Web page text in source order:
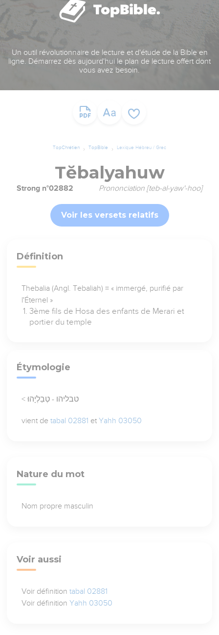
Un outil révolutionnaire de lecture et d'étude de la Bible en
ligne. Démarrez dès aujourd'hui le plan de lecture offert dont
vous avez besoin.
TopChrétien TopBible Lexique Hébreu / Grec
Tĕbalyahuw
Strong n°02882 Prononciation [teb-al-yaw'-hoo]
Voir les versets relatifs
Définition
Thebalia (Angl. Tebaliah) = « immergé, purifié par
l'Éternel »
3ème fils de Hosa des enfants de Merari et
portier du temple
Étymologie
< טבליהו - טְבַלְיָהוּ
vient detabal 02881 etYahh 03050
Nature du mot
Nom propre masculin
Voir aussi
Voir définitiontabal 02881
Voir définitionYahh 03050